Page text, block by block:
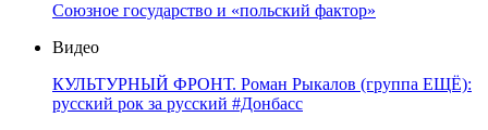
Союзное государство и «польский фактор»
Видео
КУЛЬТУРНЫЙ ФРОНТ. Роман Рыкалов (группа ЕЩЁ):
русский рок за русский #Донбасс